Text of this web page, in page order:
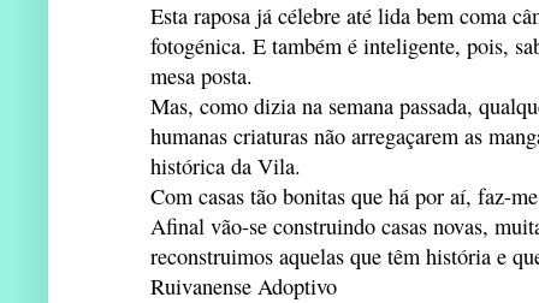
Esta raposa já célebre até lida bem coma
fotogénica. E também é inteligente, pois,
mesa posta.
Mas, como dizia na semana passada,
humanas criaturas não arregaçarem as
histórica da Vila.
Com casas tão bonitas que há por aí, faz-
Afinal vão-se construindo casas novas,
reconstruimos aquelas que têm história e
Ruivanense Adoptivo